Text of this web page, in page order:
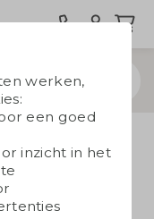
groot
werken,
een goed
inzicht in het